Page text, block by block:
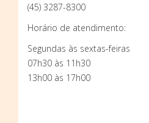
(45) 3287-8300
Horário de atendimento:
Segundas às sextas-feiras
07h30 às 11h30
13h00 às 17h00